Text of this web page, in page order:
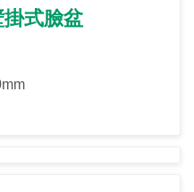
式臉盆